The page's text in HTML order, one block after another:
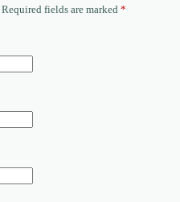
Required fields are marked *